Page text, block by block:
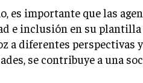
es importante que las
e inclusión en su
a diferentes perspectivas
se contribuye a una